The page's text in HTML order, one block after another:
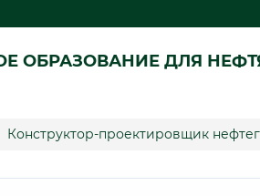
ОБРАЗОВАНИЕ ДЛЯ
Конструктор-проектировщик